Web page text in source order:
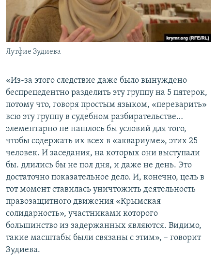
Лутфие Зудиева
«Из-за этого следствие даже было вынуждено
беспрецедентно разделить эту группу на 5 пятерок,
потому что, говоря простым языком, «переварить»
всю эту группу в судебном разбирательстве…
элементарно не нашлось бы условий для того,
чтобы содержать их всех в «аквариуме», этих 25
человек. И заседания, на которых они выступали
бы. длились бы не пол дня, и даже не день. Это
достаточно показательное дело. И, конечно, цель в
тот момент ставилась уничтожить деятельность
правозащитного движения «Крымская
солидарность», участниками которого
большинство из задержанных являются. Видимо,
такие масштабы были связаны с этим», – говорит
Зудиева.